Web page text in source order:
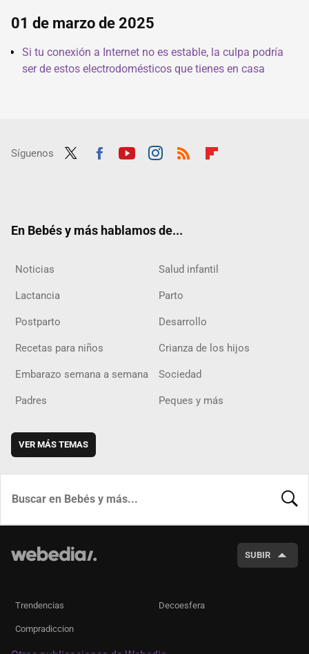
01 de marzo de 2025
Si tu conexión a Internet no es estable, la culpa podría
ser de estos electrodomésticos que tienes en casa
Síguenos
En Bebés y más hablamos de...
Noticias Salud infantil
Lactancia Parto
Postparto Desarrollo
Recetas para niños Crianza de los hijos
Embarazo semana a semana Sociedad
Padres Peques y más
VER MÁS TEMAS
SUBIR
Trendencias Decoesfera
Compradiccion